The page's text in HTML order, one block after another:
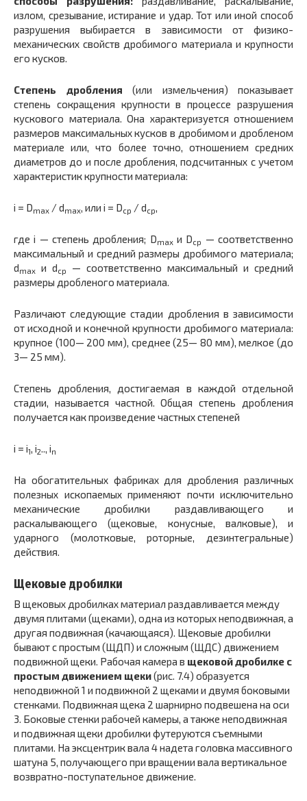
излом, срезывание, истирание и удар. Тот или иной способ
разрушения выбирается в зависимости от физико-
механических свойств дробимого материала и крупности
его кусков.
Степень дробления (или измельчения) показывает
степень сокращения крупности в процессе разрушения
кускового материала. Она характеризуется отношением
размеров максимальных кусков в дробимом и дробленом
материале или, что более точно, отношением средних
диаметров до и после дробления, подсчитанных с учетом
характеристик крупности материала:
i = Dmax / dmax, или i = Dср / dср,
где i — степень дробления; Dmaxи Dср
— соответственно
максимальный и средний размеры дробимого материала;
dmax и dср
— соответственно максимальный и средний
размеры дробленого материала.
Различают следующие стадии дробления в зависимости
от исходной и конечной крупности дробимого материала:
крупное (100— 200 мм), среднее (25— 80 мм), мелкое (до
3— 25 мм).
Степень дробления, достигаемая в каждой отдельной
стадии, называется частной. Общая степень дробления
получается как произведение частных степеней
i = i1, i2.., in
На обогатительных фабриках для дробления различных
полезных ископаемых применяют почти исключительно
механические дробилки раздавливающего и
раскалывающего (щековые, конусные, валковые), и
ударного (молотковые, роторные, дезинтегральные)
действия.
Щековые дробилки
В щековых дробилках материал раздавливается между
двумя плитами (щеками), одна из которых неподвижная, а
другая подвижная (качающаяся). Щековые дробилки
бывают с простым (ЩДП) и сложным (ЩДС) движением
подвижной щеки. Рабочая камера в щековой дробилке с
простым движением щеки(рис. 7.4) образуется
неподвижной 1 и подвижной 2 щеками и двумя боковыми
стенками. Подвижная щека 2 шарнирно подвешена на оси
3. Боковые стенки рабочей камеры, а также неподвижная
и подвижная щеки дробилки футеруются съемными
плитами. На эксцентрик вала 4 надета головка массивного
шатуна 5, получающего при вращении вала вертикальное
возвратно-поступательное движение.